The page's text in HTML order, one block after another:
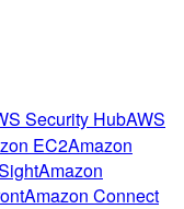
Security HubAWS
EC2Amazon
Amazon
Amazon Connect